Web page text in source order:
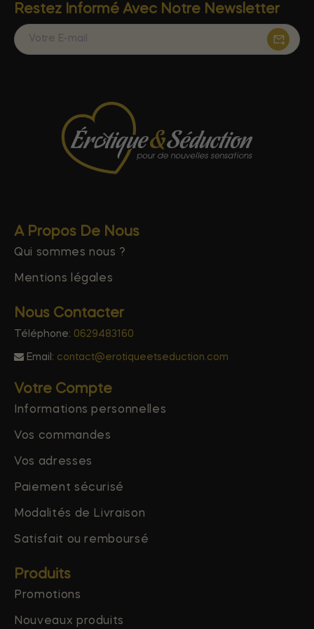
Restez Informé Avec Notre Newsletter
A Propos De Nous
Qui sommes nous ?
Mentions légales
Nous Contacter
Téléphone: 0629483160
Email: contact@erotiqueetseduction.com
Votre Compte
Informations personnelles
Vos commandes
Vos adresses
Paiement sécurisé
Modalités de Livraison
Satisfait ou remboursé
Produits
Promotions
Nouveaux produits